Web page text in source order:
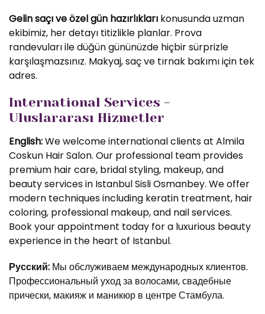
Gelin saçı ve özel gün hazırlıkları konusunda uzman
ekibimiz, her detayı titizlikle planlar. Prova
randevuları ile düğün gününüzde hiçbir sürprizle
karşılaşmazsınız. Makyaj, saç ve tırnak bakımı için tek
adres.
International Services -
Uluslararası Hizmetler
English:We welcome international clients at Almila
Coskun Hair Salon. Our professional team provides
premium hair care, bridal styling, makeup, and
beauty services in Istanbul Sisli Osmanbey. We offer
modern techniques including keratin treatment, hair
coloring, professional makeup, and nail services.
Book your appointment today for a luxurious beauty
experience in the heart of Istanbul.
Русский: Мы обслуживаем международных клиентов.
Профессиональный уход за волосами, свадебные
прически, макияж и маникюр в центре Стамбула.